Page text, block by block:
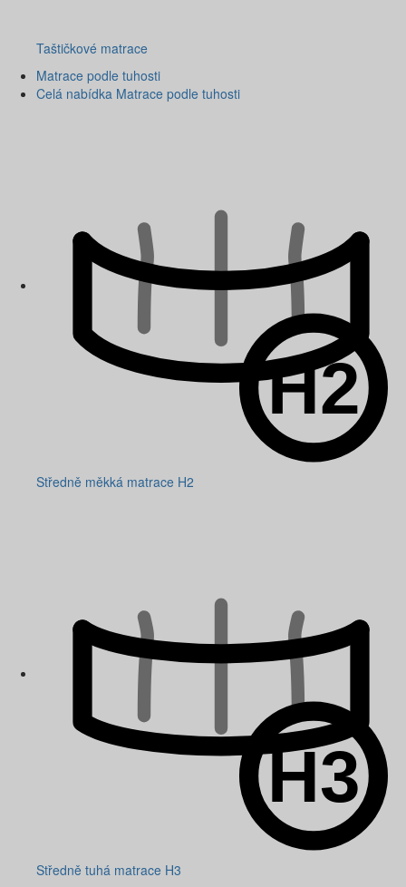
Taštičkové matrace
Matrace podle tuhosti
Celá nabídka Matrace podle tuhosti
Středně měkká matrace H2
Středně tuhá matrace H3